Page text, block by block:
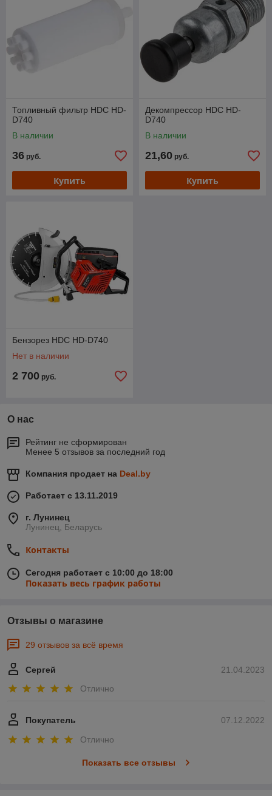
Топливный фильтр HDC HD-
D740
В наличии
36 руб.
Купить
Декомпрессор HDC HD-
D740
В наличии
21,60 руб.
Купить
Бензорез HDC HD-D740
Нет в наличии
2 700 руб.
О нас
Рейтинг не сформирован
Менее 5 отзывов за последний год
Компания продает на Deal.by
Работает с 13.11.2019
г. Лунинец
Лунинец, Беларусь
Контакты
Сегодня работает с 10:00 до 18:00
Показать весь график работы
Отзывы о магазине
29 отзывов за всё время
21.04.2023
Сергей
Отлично
07.12.2022
Покупатель
Отлично
Показать все отзывы